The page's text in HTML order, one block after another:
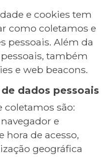
e cookies tem
como coletamos e
pessoais. Além da
também
e web beacons.
dados pessoais
coletamos são:
e
hora de acesso,
geográfica